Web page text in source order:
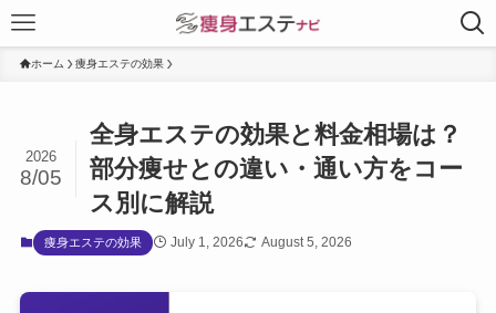
ホーム 痩身エステの効果
全身エステの効果と料金相場は？
部分痩せとの違い・通い方をコー
ス別に解説
2026
8/05
痩身エステの効果 July 1, 2026 August 5, 2026